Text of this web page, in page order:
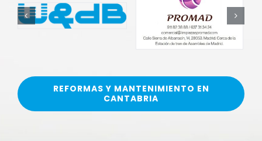
REFORMAS Y MANTENIMIENTO EN
CANTABRIA